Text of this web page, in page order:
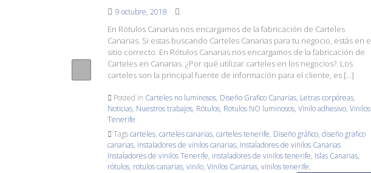
9 octubre, 2018
En Rótulos Canarias nos encargamos de la fabricación de Carteles
Canarias. Si estas buscando Carteles Canarias para tu negocio, estás en
sitio correcto. En Rótulos Canarias nos encargamos de la fabricación de
Carteles en Canarias. ¿Por qué utilizar carteles en los negocios?. Los
carteles son la principal fuente de información para el cliente, es […]
Posted in Carteles no luminosos, Diseño Grafico Canarias, Letras corpóreas,
Noticias, Nuestros trabajos, Rótulos, Rotulos NO luminosos, Vinilo adhesivo, Vinilos
Tenerife
Tagscarteles, carteles canarias, carteles tenerife, Diseño gráfico, diseño grafico
canarias, instaladores de vinilos canarias, Instaladores de vinilos Canarias
Instaladores de vinilos Tenerife, instaladores de vinilos tenerife, Islas Canarias,
rótulos, rotulos canarias, vinilo, Vinilos Canarias, vinilos tenerife.